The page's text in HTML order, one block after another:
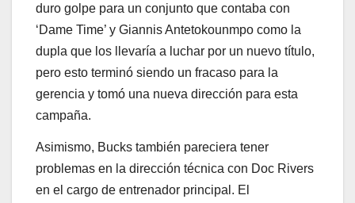
duro golpe para un conjunto que contaba con
‘Dame Time’ y Giannis Antetokounmpo como la
dupla que los llevaría a luchar por un nuevo título,
pero esto terminó siendo un fracaso para la
gerencia y tomó una nueva dirección para esta
campaña.
Asimismo, Bucks también pareciera tener
problemas en la dirección técnica con Doc Rivers
en el cargo de entrenador principal. El